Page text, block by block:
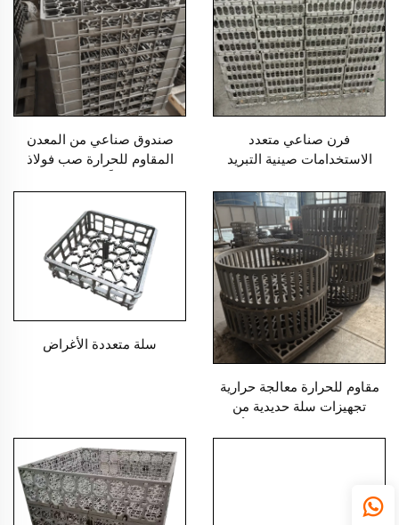
فرن صناعي متعدد
الاستخدامات صينية التبريد
صندوق صناعي من المعدن
المقاوم للحرارة صب فولاذ
مقاوم للحرارة معالجة حرارية
تجهيزات سلة حديدية من
سلة متعددة الأغراض